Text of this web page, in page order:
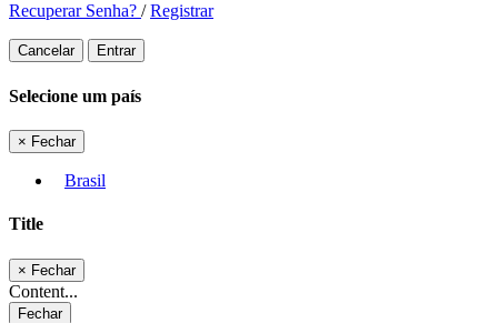
Recuperar Senha? /Registrar
Cancelar Entrar
Selecione um país
× Fechar
Brasil
Title
× Fechar
Content...
Fechar